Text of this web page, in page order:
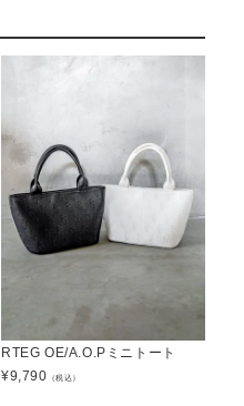
RTEG OE/A.O.Pミニトート
¥9,790 （税込）